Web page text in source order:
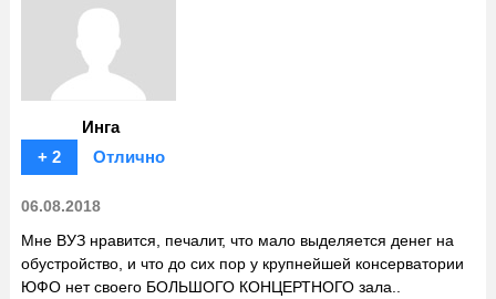
Инга
+ 2
Отлично
06.08.2018
Мне ВУЗ нравится, печалит, что мало выделяется денег на
обустройство, и что до сих пор у крупнейшей консерватории
ЮФО нет своего БОЛЬШОГО КОНЦЕРТНОГО зала..